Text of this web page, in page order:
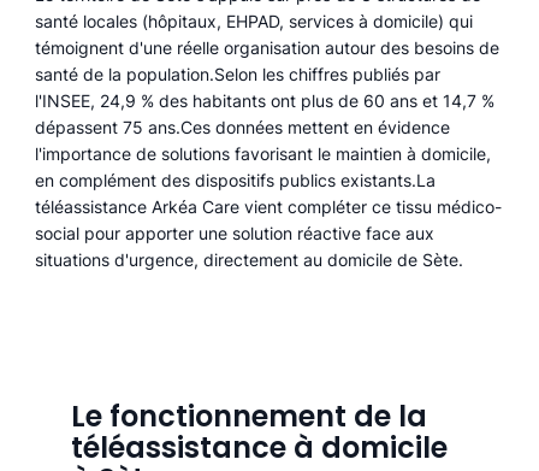
santé locales (hôpitaux, EHPAD, services à domicile) qui
témoignent d'une réelle organisation autour des besoins de
santé de la population.Selon les chiffres publiés par
l'INSEE, 24,9 % des habitants ont plus de 60 ans et 14,7 %
dépassent 75 ans.Ces données mettent en évidence
l'importance de solutions favorisant le maintien à domicile,
en complément des dispositifs publics existants.La
téléassistance Arkéa Care vient compléter ce tissu médico-
social pour apporter une solution réactive face aux
situations d'urgence, directement au domicile de Sète.
Le fonctionnement de la
téléassistance à domicile